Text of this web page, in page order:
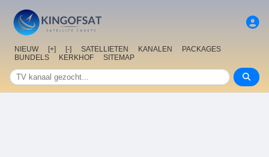
NIEUW [+] [-] SATELLIETEN KANALEN
PACKAGES
BUNDELS
KERKHOF SITEMAP